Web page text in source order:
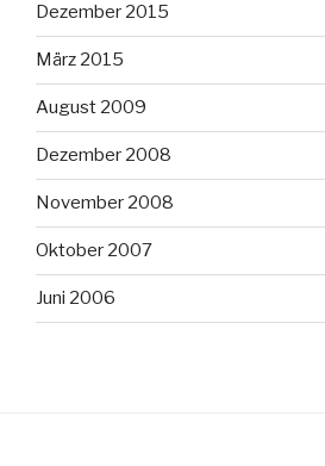
Dezember 2015
März 2015
August 2009
Dezember 2008
November 2008
Oktober 2007
Juni 2006